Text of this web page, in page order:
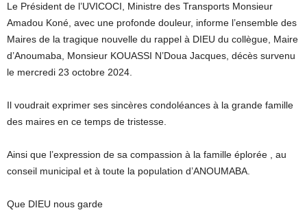
Le Président de l’UVICOCI, Ministre des Transports Monsieur
Amadou Koné, avec une profonde douleur, informe l’ensemble des
Maires de la tragique nouvelle du rappel à DIEU du collègue, Maire
d’Anoumaba, Monsieur KOUASSI N’Doua Jacques, décès survenu
le mercredi 23 octobre 2024.
Il voudrait exprimer ses sincères condoléances à la grande famille
des maires en ce temps de tristesse.
Ainsi que l’expression de sa compassion à la famille éplorée , au
conseil municipal et à toute la population d’ANOUMABA.
Que DIEU nous garde